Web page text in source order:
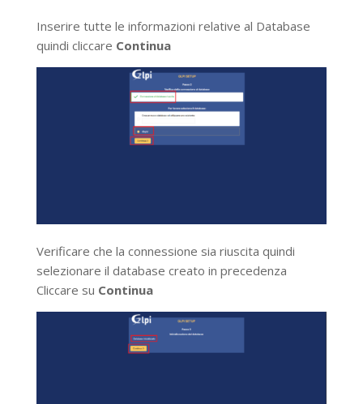
Inserire tutte le informazioni relative al Database
quindi cliccare Continua
Verificare che la connessione sia riuscita quindi
selezionare il database creato in precedenza
Cliccare su Continua